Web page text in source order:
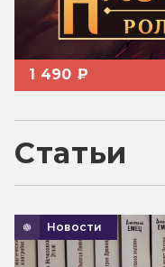
1 490 ₽
Статьи
Новости